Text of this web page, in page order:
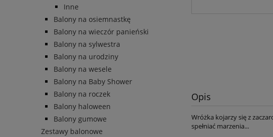
Inne
Balony na osiemnastkę
Balony na wieczór panieński
Balony na sylwestra
Balony na urodziny
Balony na wesele
Balony na Baby Shower
Balony na roczek
Balony haloween
Balony gumowe
Zestawy balonowe
Opis
Wróżka kojarzy się z
spełniać marzenia...